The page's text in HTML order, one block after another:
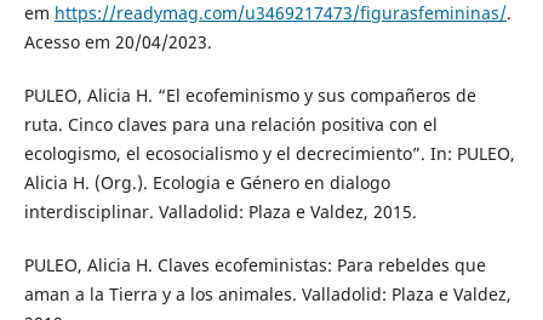
em https://readymag.com/u3469217473/figurasfemininas/.
Acesso em 20/04/2023.
PULEO, Alicia H. “El ecofeminismo y sus compañeros de
ruta. Cinco claves para una relación positiva con el
ecologismo, el ecosocialismo y el decrecimiento”. In: PULEO,
Alicia H. (Org.). Ecologia e Género en dialogo
interdisciplinar. Valladolid: Plaza e Valdez, 2015.
PULEO, Alicia H. Claves ecofeministas: Para rebeldes que
aman a la Tierra y a los animales. Valladolid: Plaza e Valdez,